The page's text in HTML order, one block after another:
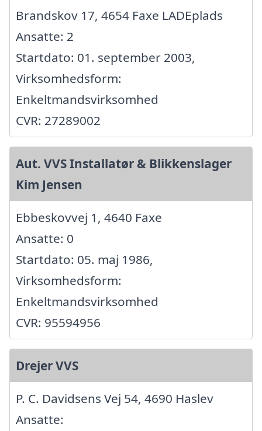
Brandskov 17, 4654 Faxe LADEplads
Ansatte: 2
Startdato: 01. september 2003,
Virksomhedsform:
Enkeltmandsvirksomhed
CVR: 27289002
Aut. VVS Installatør & Blikkenslager
Kim Jensen
Ebbeskovvej 1, 4640 Faxe
Ansatte: 0
Startdato: 05. maj 1986,
Virksomhedsform:
Enkeltmandsvirksomhed
CVR: 95594956
Drejer VVS
P. C. Davidsens Vej 54, 4690 Haslev
Ansatte: